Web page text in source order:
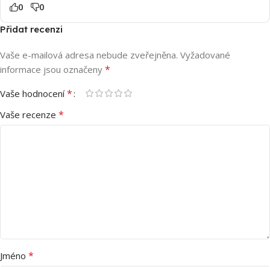
0 0
Přidat recenzi
Vaše e-mailová adresa nebude zveřejněna. Vyžadované
informace jsou označeny *
Vaše hodnocení*
Vaše recenze *
Jméno *